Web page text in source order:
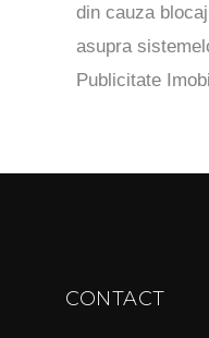
din cauza
asupra
Publicitate
CONTACT